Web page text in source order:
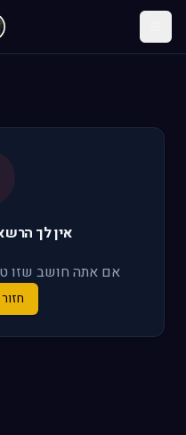
דלג לתוכן הראשי
אין לך
אם אתה חושב שזו